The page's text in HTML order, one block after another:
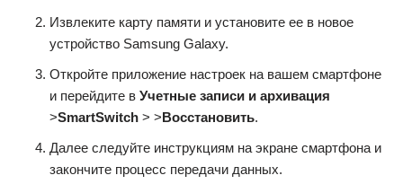
Извлеките карту памяти и установите ее в новое
устройство Samsung Galaxy.
Откройте приложение настроек на вашем смартфоне
и перейдите в Учетные записи и архивация
>SmartSwitch > >Восстановить.
Далее следуйте инструкциям на экране смартфона и
закончите процесс передачи данных.